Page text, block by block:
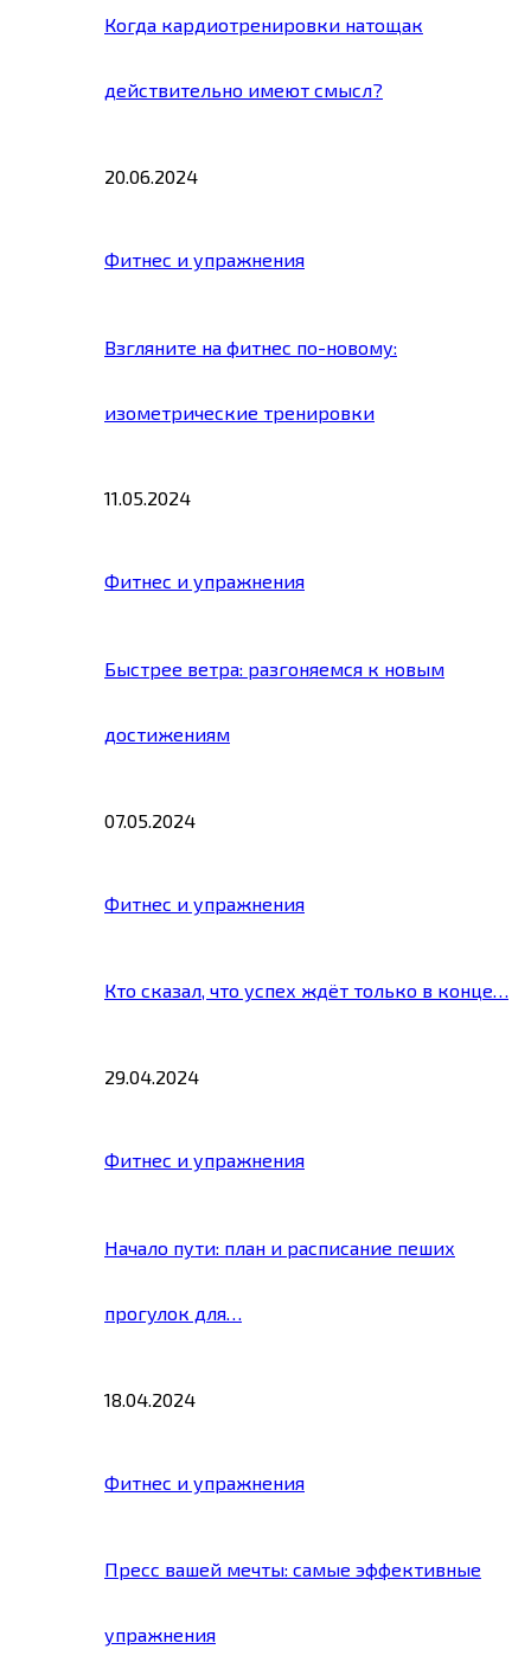
Когда кардиотренировки натощак
действительно имеют смысл?
20.06.2024
Фитнес и упражнения
Взгляните на фитнес по-новому:
изометрические тренировки
11.05.2024
Фитнес и упражнения
Быстрее ветра: разгоняемся к новым
достижениям
07.05.2024
Фитнес и упражнения
Кто сказал, что успех ждёт только в конце…
29.04.2024
Фитнес и упражнения
Начало пути: план и расписание пеших
прогулок для…
18.04.2024
Фитнес и упражнения
Пресс вашей мечты: самые эффективные
упражнения